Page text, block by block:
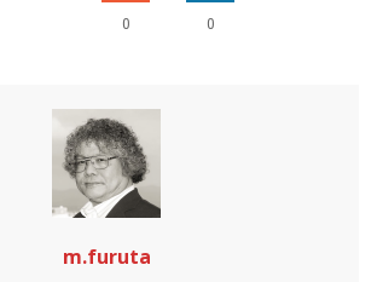
0 0
m.furuta